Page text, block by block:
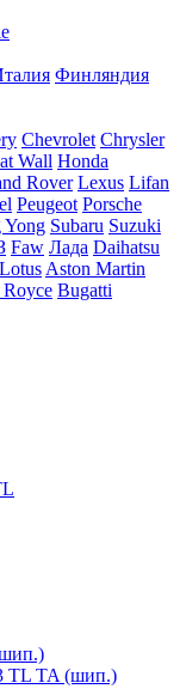
Финляндия
Chevrolet Chrysler
Wall Honda
Rover Lexus Lifan
Peugeot Porsche
Yong Subaru Suzuki
Faw Лада Daihatsu
Lotus Aston Martin
Bugatti
TL TA (шип.)